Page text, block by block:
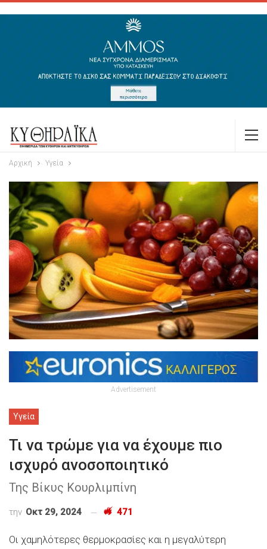
Αρχική Υγεία
Advertisement
Υγεία
Τι να τρώμε για να έχουμε πιο
ισχυρό ανοσοποιητικό
Της Βίκυς Κουρλιμπίνη
την Οκτ 29, 2024 471
Οι χαμηλότερες θερμοκρασίες και η μεγαλύτερη